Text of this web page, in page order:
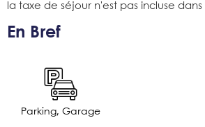
la taxe de séjour n'est pas incluse
En Bref
Parking, Garage